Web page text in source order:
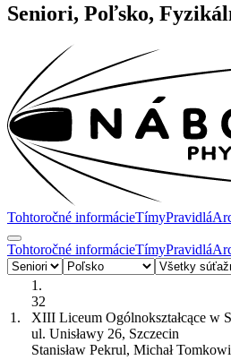
Seniori, Poľsko,
Tohtoročné informácieTímyPravidlá
Tohtoročné informácieTímyPravidlá
1.
1.
32
XIII Liceum Ogólnokształcące w
ul. Unisławy 26, Szczecin
Stanisław Pekrul, Michał